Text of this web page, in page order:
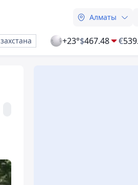
Алматы
+23°$467.48 €